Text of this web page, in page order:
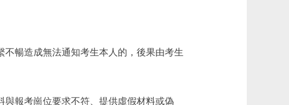
暢造成無法通知考生本人的，後果由考生
報考崗位要求不符、提供虛假材料或偽